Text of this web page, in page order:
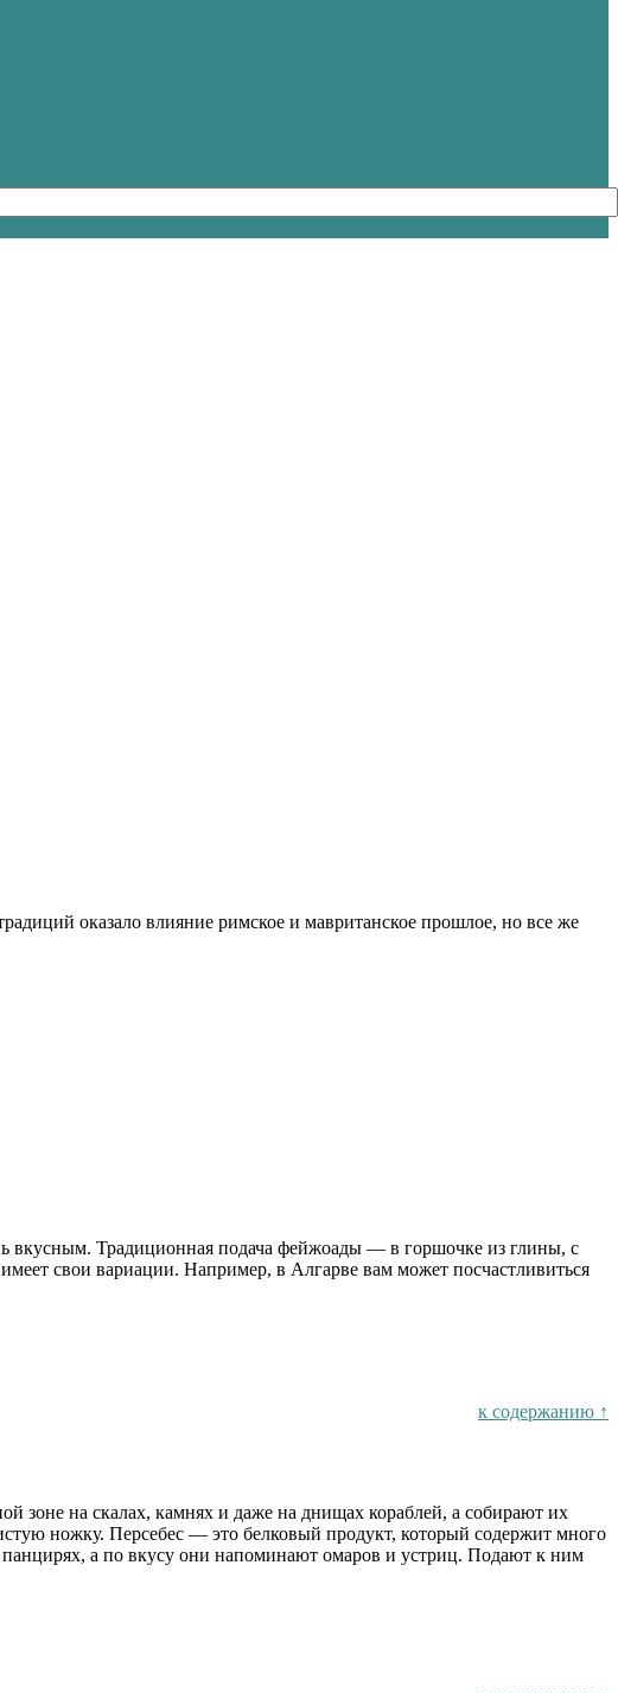
оказало влияние римское и мавританское прошлое, но все же
вкусным. Традиционная подача фейжоады — в горшочке из глины, с
свои вариации. Например, в Алгарве вам может посчастливиться
к содержанию ↑
зоне на скалах, камнях и даже на днищах кораблей, а собирают их
ножку. Персебес — это белковый продукт, который содержит много
а по вкусу они напоминают омаров и устриц. Подают к ним